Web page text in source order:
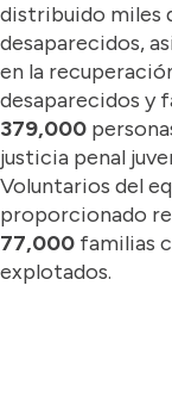
distribuido miles
desaparecidos,
en la
desaparecidos y
379,000
justicia penal
Voluntarios del
proporcionado
77,000 familias
explotados.